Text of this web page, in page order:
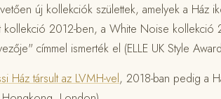
új kollekciók születtek, amelyek a Ház
kollekció 2012-ben, a White Noise kollekció
címmel ismerték el (ELLE UK Style
Ház társult az LVMH-vel, 2018-ban pedig a